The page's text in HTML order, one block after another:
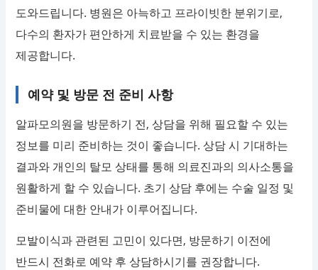
도와드립니다. 병원은 아늑하고 프라이빗한 분위기로,
다수의 환자가 편안하게 치료받을 수 있는 환경을
제공합니다.
예약 및 방문 전 준비 사항
알파모의원을 방문하기 전, 상담을 위해 필요할 수 있는
정보를 미리 준비하는 것이 좋습니다. 상담 시 기대하는
결과와 개인의 탈모 상태를 통해 의료진과의 의사소통을
원활하게 할 수 있습니다. 초기 상담 후에는 수술 일정 및
준비물에 대한 안내가 이루어집니다.
모발이식과 관련된 고민이 있다면, 방문하기 이전에
반드시 전화로 예약 후 상담하시기를 권장합니다.